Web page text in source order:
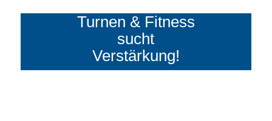
Turnen &Fitness
sucht
Verstärkung!